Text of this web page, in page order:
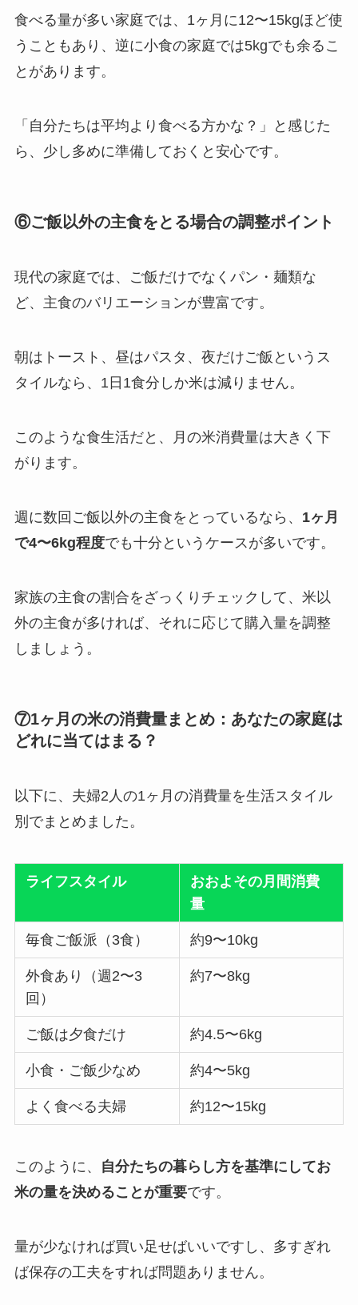
食べる量が多い家庭では、1ヶ月に12〜15kgほど使
うこともあり、逆に小食の家庭では5kgでも余るこ
とがあります。
「自分たちは平均より食べる方かな？」と感じた
ら、少し多めに準備しておくと安心です。
⑥ご飯以外の主食をとる場合の調整ポイント
現代の家庭では、ご飯だけでなくパン・麺類な
ど、主食のバリエーションが豊富です。
朝はトースト、昼はパスタ、夜だけご飯というス
タイルなら、1日1食分しか米は減りません。
このような食生活だと、月の米消費量は大きく下
がります。
週に数回ご飯以外の主食をとっているなら、 1ヶ月
で4〜6kg程度でも十分というケースが多いです。
家族の主食の割合をざっくりチェックして、米以
外の主食が多ければ、それに応じて購入量を調整
しましょう。
⑦1ヶ月の米の消費量まとめ：あなたの家庭は
どれに当てはまる？
以下に、夫婦2人の1ヶ月の消費量を生活スタイル
別でまとめました。
ライフスタイル
おおよその月間消費
量
毎食ご飯派（3食） 約9〜10kg
外食あり（週2〜3
回）
約7〜8kg
ご飯は夕食だけ 約4.5〜6kg
小食・ご飯少なめ 約4〜5kg
よく食べる夫婦 約12〜15kg
このように、
自分たちの暮らし方を基準にしてお
米の量を決めることが重要です。
量が少なければ買い足せばいいですし、多すぎれ
ば保存の工夫をすれば問題ありません。